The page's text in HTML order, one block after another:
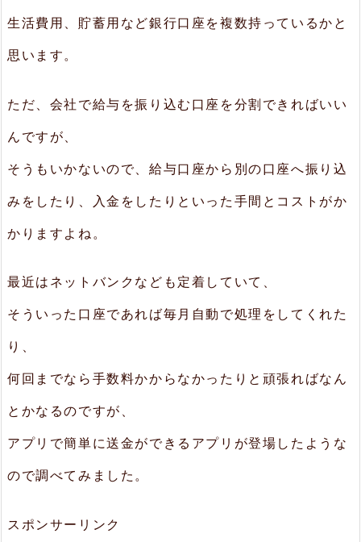
生活費用、貯蓄用など銀行口座を複数持っているかと
思います。
ただ、会社で給与を振り込む口座を分割できればいい
んですが、
そうもいかないので、給与口座から別の口座へ振り込
みをしたり、入金をしたりといった手間とコストがか
かりますよね。
最近はネットバンクなども定着していて、
そういった口座であれば毎月自動で処理をしてくれた
り、
何回までなら手数料かからなかったりと頑張ればなん
とかなるのですが、
アプリで簡単に送金ができるアプリが登場したような
ので調べてみました。
スポンサーリンク